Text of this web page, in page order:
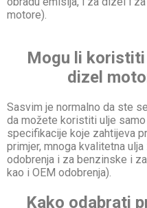
motore).
Mogu li koristiti
dizel
Sasvim je normalno da ste
da možete koristiti ulje
specifikacije koje zahtijeva
primjer, mnoga kvalitetna
odobrenja i za benzinske i
kao i OEM odobrenja).
Kako odabrati